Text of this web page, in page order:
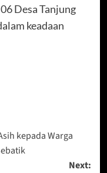
Desa Tanjung
keadaan
kepada Warga
Next: